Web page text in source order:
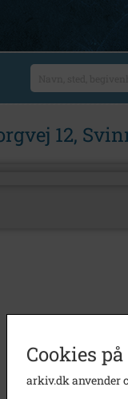
12,
Cookies
arkiv.dk anvender